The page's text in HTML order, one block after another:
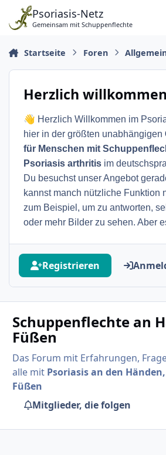
Zu Inhalt springen
Psoriasis-Netz
Gemeinsam mit Schuppenflechte
Startseite Foren
Herzlich
👋 Herzlich Willkommen im
hier in der größten unabhängigen
für Menschen mit
Psoriasis arthritis im
Du besuchst unser Angebot
kannst manch nützliche Funktion
zum Beispiel, um zu antworten,
oder mehr Bilder zu sehen. Aber
Registrieren
Schuppenflechte an
Füßen
Das Forum mit Erfahrungen,
alle mit Psoriasis an den
Füßen
Mitglieder, die folgen